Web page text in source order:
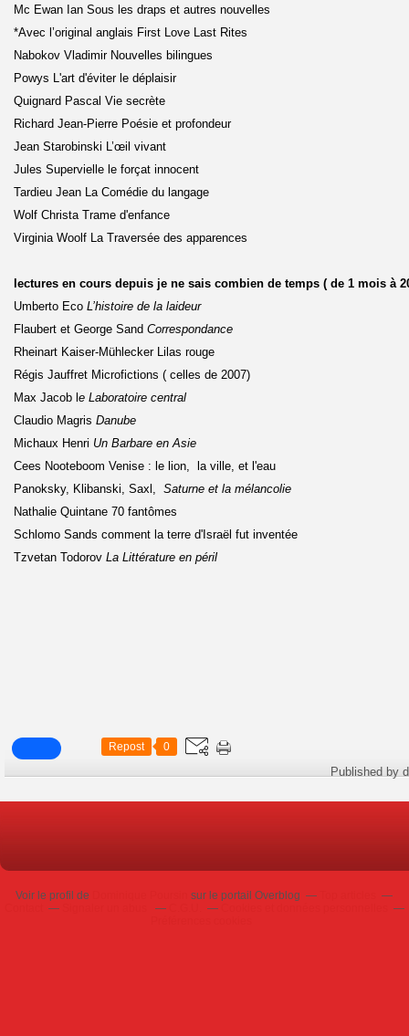
Mc Ewan Ian Sous les draps et autres nouvelles
*Avec l’original anglais First Love Last Rites
Nabokov Vladimir Nouvelles bilingues
Powys L'art d'éviter le déplaisir
Quignard Pascal Vie secrète
Richard Jean-Pierre Poésie et profondeur
Jean Starobinski L’œil vivant
Jules Supervielle le forçat innocent
Tardieu Jean La Comédie du langage
Wolf Christa Trame d'enfance
Virginia Woolf La Traversée des apparences
lectures en cours depuis je ne sais combien de temps ( de 1 mois à
Umberto Eco L’histoire de la laideur
Flaubert et George Sand Correspondance
Rheinart Kaiser-Mühlecker Lilas rouge
Régis Jauffret Microfictions ( celles de 2007)
Max Jacob l e Laboratoire central
Claudio Magris Danube
Michaux Henri Un Barbare en Asie
Cees Nooteboom Venise : le lion, la ville, et l'eau
Panoksky, Klibanski, Saxl, Saturne et la mélancolie
Nathalie Quintane 70 fantômes
Schlomo Sands comment la terre d'Israël fut inventée
Tzvetan Todorov La Littérature en péril
Repost 0
Published by
Voir le profil de sur le portail Overblog